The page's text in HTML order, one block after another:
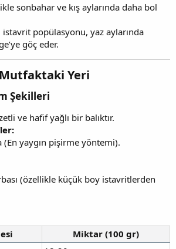
sonbahar ve kış aylarında daha bol
istavrit popülasyonu, yaz aylarında
göç eder.
Yeri
Şekilleri
ve hafif yağlı bir balıktır.
(En yaygın pişirme yöntemi).
(özellikle küçük boy istavritlerden
Miktar (100 gr)